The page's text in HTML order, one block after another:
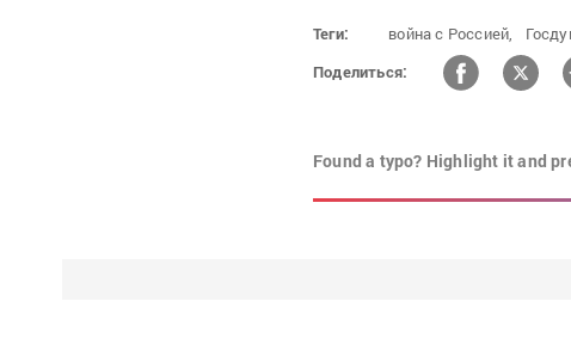
Теги: война с Россией,
Поделиться:
Found a typo? Highlight it and